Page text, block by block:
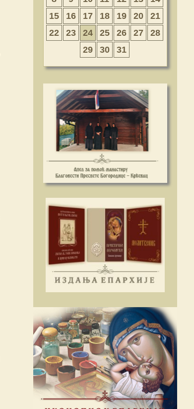
15
16 17 18 19 20
21
22
23 24 25 26 27
28
29
30 31